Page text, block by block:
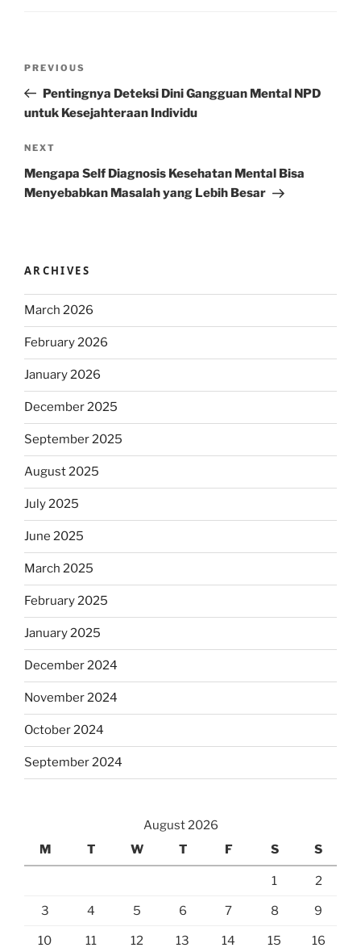
Previous
Post
PREVIOUS
Pentingnya Deteksi Dini Gangguan Mental NPD
untuk Kesejahteraan Individu
Next
Post
NEXT
Mengapa Self Diagnosis Kesehatan Mental Bisa
Menyebabkan Masalah yang Lebih Besar
ARCHIVES
March 2026
February 2026
January 2026
December 2025
September 2025
August 2025
July 2025
June 2025
March 2025
February 2025
January 2025
December 2024
November 2024
October 2024
September 2024
August 2026
M
T W T F S S
1 2
3 4 5 6 7 8 9
10 11 12 13 14 15 16